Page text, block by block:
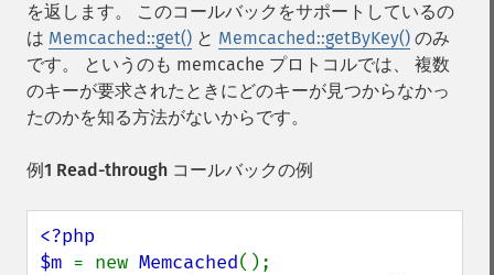
を返します。 このコールバックをサポートしているの
は Memcached::get() と Memcached::getByKey() のみ
です。 というのも memcache プロトコルでは、 複数
のキーが要求されたときにどのキーが見つからなかっ
たのかを知る方法がないからです。
例1 Read-through コールバックの例
<?php
$m = new Memcached